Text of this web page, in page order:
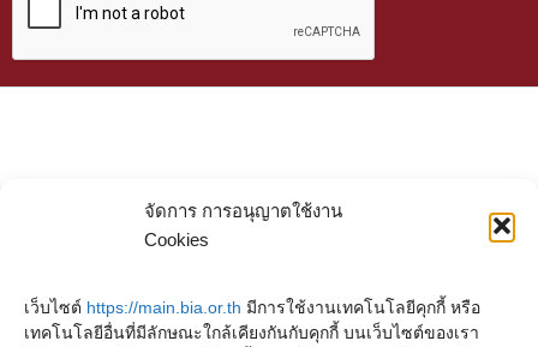
จัดการ การอนุญาตใช้งาน
Cookies
เว็บไซต์ https://main.bia.or.th มีการใช้งานเทคโนโลยีคุกกี้ หรือ
เทคโนโลยีอื่นที่มีลักษณะใกล้เคียงกันกับคุกกี้ บนเว็บไซต์ของเรา